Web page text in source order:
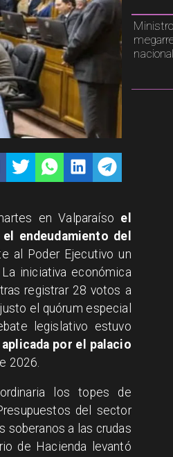
en Valparaíso el
endeudamiento del
al Poder Ejecutivo un
iniciativa económica
registrar 28 votos a
el quórum especial
legislativo estuvo
aplicada por el palacio
2026.
los topes de
del sector
soberanos a las crudas
de Hacienda levantó